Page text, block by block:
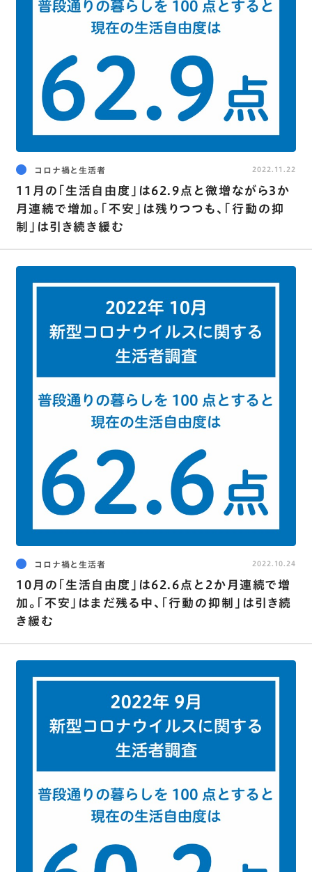
コロナ禍と生活者
11月の｢生活自由度｣は62.9点と微増ながら3か
月連続で増加。｢不安｣は残りつつも､｢行動の抑
制｣は引き続き緩む
2022.11.22
コロナ禍と生活者
10月の｢生活自由度｣は62.6点と2か月連続で増
加。｢不安｣はまだ残る中､｢行動の抑制｣は引き続
き緩む
2022.10.24